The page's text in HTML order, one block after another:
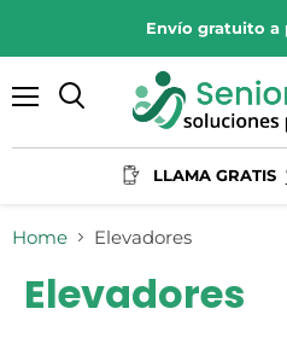
Envío gratuito a
LLAMA GRATIS
Home Elevadores
Elevadores